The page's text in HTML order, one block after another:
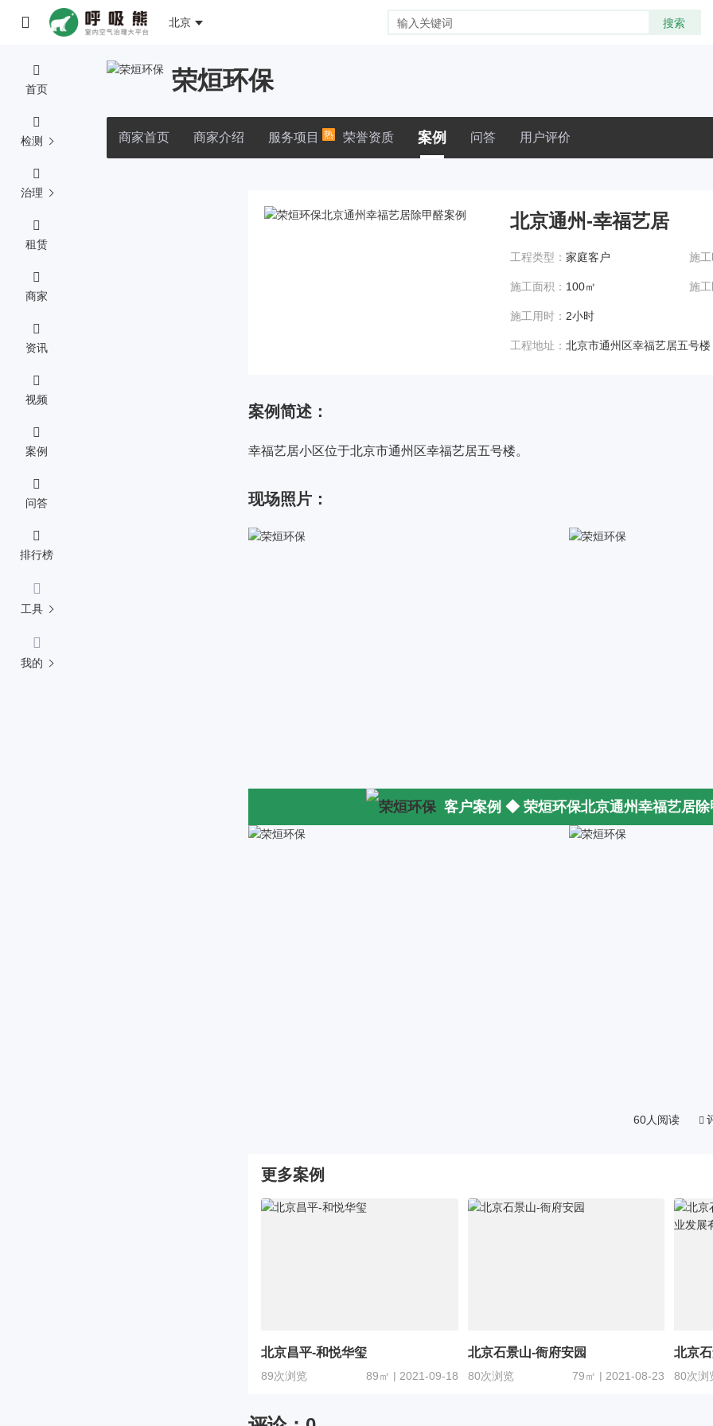
北京
首页
检测
治理
租赁
商家
资讯
视频
案例
问答
排行榜
工具
我的
荣烜环保
商家首页 商家介绍 服务项目 热 荣誉资质 案例 问答 用户评价
北京通州-幸福艺居
工程类型： 家庭客户 施工
施工面积： 100㎡ 施工
施工用时： 2小时
工程地址： 北京市通州区幸福艺居五号楼
案例简述：
幸福艺居小区位于北京市通州区幸福艺居五号楼。
现场照片：
客户案例 ◆ 荣烜环保北京通州幸福艺居除
60人阅读
更多案例
北京昌平-和悦华玺
89次浏览 89㎡ | 2021-09-18
北京石景山-衙府安园
80次浏览 79㎡ | 2021-08-23
北京
产业
80次浏